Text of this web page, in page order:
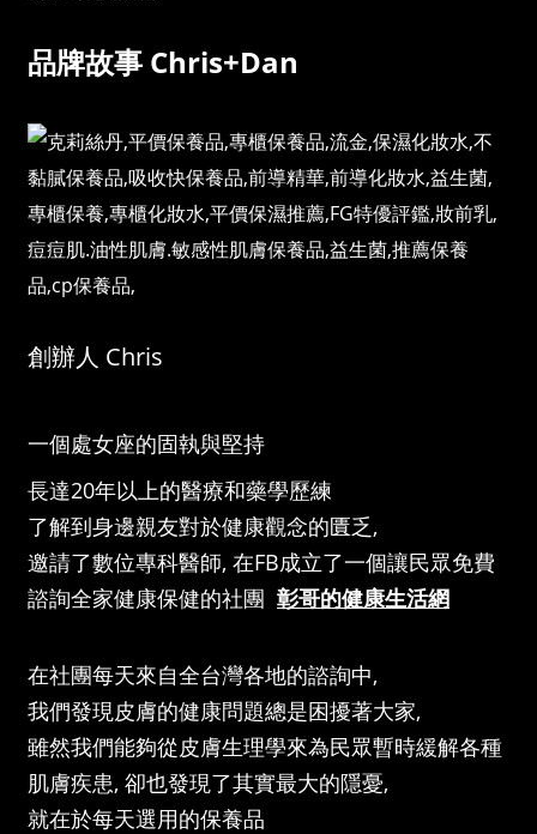
品牌故事 Chris+Dan
創辦人 Chris
一個處女座的固執與堅持
長達20年以上的醫療和藥學歷練
了解到身邊親友對於健康觀念的匱乏,
邀請了數位專科醫師, 在FB成立了一個讓民眾免費
諮詢全家健康保健的社團 彰哥的健康生活網
在社團每天來自全台灣各地的諮詢中,
我們發現皮膚的健康問題總是困擾著大家,
雖然我們能夠從皮膚生理學來為民眾暫時緩解各種
肌膚疾患, 卻也發現了其實最大的隱憂,
就在於每天選用的保養品